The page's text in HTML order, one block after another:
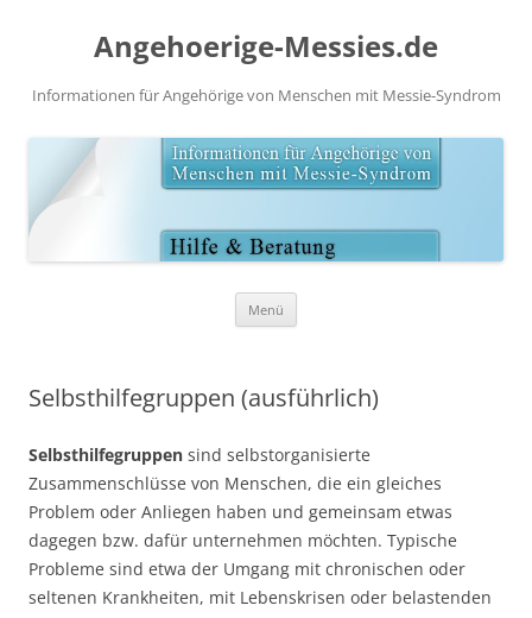
Angehoerige-Messies.de
Informationen für Angehörige von Menschen mit Messie-Syndrom
Menü
Selbsthilfegruppen (ausführlich)
Selbsthilfegruppen sind selbstorganisierte
Zusammenschlüsse von Menschen, die ein gleiches
Problem oder Anliegen haben und gemeinsam etwas
dagegen bzw. dafür unternehmen möchten. Typische
Probleme sind etwa der Umgang mit chronischen oder
seltenen Krankheiten, mit Lebenskrisen oder belastenden